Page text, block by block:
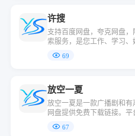
许搜
支持百度网盘，夸克网盘
索服务，是您工作、学习、
69
放空一夏
放空一夏是一款广播剧和
网盘提供免费下载链接。
户可以轻松获取各类有声
67